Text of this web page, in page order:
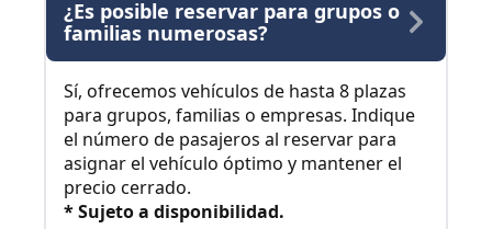
¿Es posible reservar para grupos o
familias numerosas?
Sí, ofrecemos vehículos de hasta 8 plazas
para grupos, familias o empresas. Indique
el número de pasajeros al reservar para
asignar el vehículo óptimo y mantener el
precio cerrado.
* Sujeto a disponibilidad.